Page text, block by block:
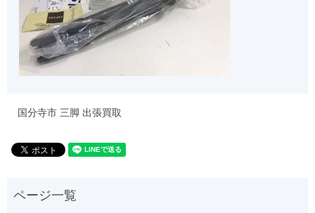
国分寺市 三脚 出張買取